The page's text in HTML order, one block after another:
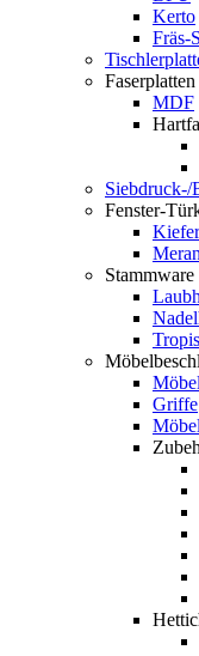
Kerto
Fräs-
Faserplatten
MDF
Siebdruck-/
Fenster-
Kiefer
Stammware
Griffe